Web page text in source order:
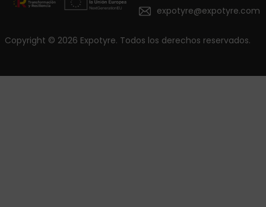
expotyre@expotyre.com
Copyright © 2026 Expotyre. Todos los derechos reservados.